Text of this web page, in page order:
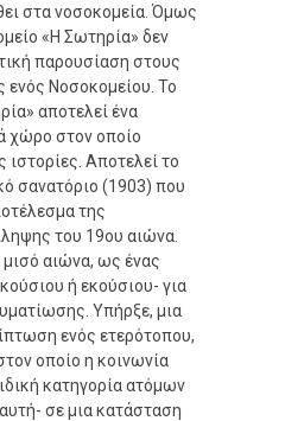
στα νοσοκομεία. Όμως
«Η Σωτηρία» δεν
παρουσίαση στους
Nοσοκομείου. Το
αποτελεί ένα
χώρο στον οποίο
ιστορίες. Αποτελεί το
σανατόριο (1903) που
της
του 19ου αιώνα.
μισό αιώνα, ως ένας
ή εκούσιου- για
Υπήρξε, μια
ενός ετερότοπου,
οποίο η κοινωνία
κατηγορία ατόμων
σε μια κατάσταση